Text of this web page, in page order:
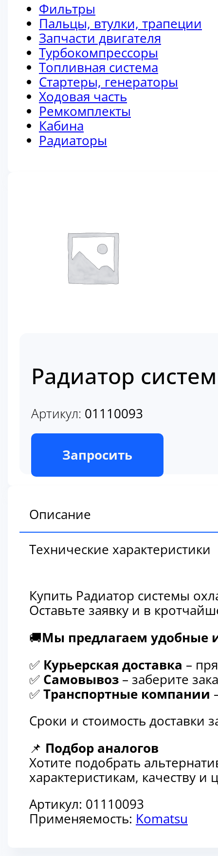
Фильтры
Пальцы, втулки, трапеции
Запчасти двигателя
Турбокомпрессоры
Топливная система
Стартеры, генераторы
Ходовая часть
Ремкомплекты
Кабина
Радиаторы
Радиатор
Артикул: 01110093
В наличии
Запросить
Описание
Технические характеристики
Купить Радиатор системы
Оставьте заявку и в
🚚Мы предлагаем удобные
✅ Курьерская доставка –
✅ Самовывоз – заберите
✅ Транспортные компании
Сроки и стоимость доставки
📌 Подбор аналогов
Хотите подобрать
характеристикам, качеству
Артикул: 01110093
Применяемость: Komatsu